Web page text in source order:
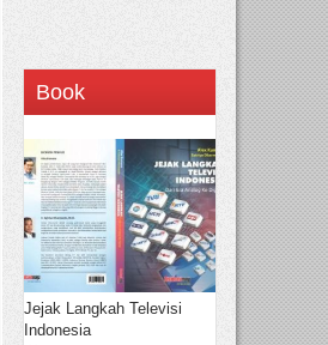
Book
Jejak Langkah Televisi
Indonesia